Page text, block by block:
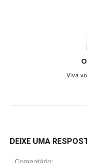
Viva
DEIXE UMA